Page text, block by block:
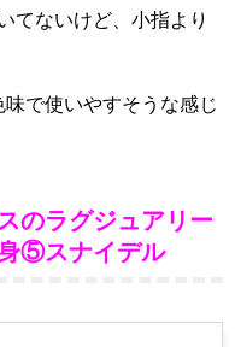
てないけど、小指より
で使いやすそうな感じ
のラグジュアリー
⑤スナイデル